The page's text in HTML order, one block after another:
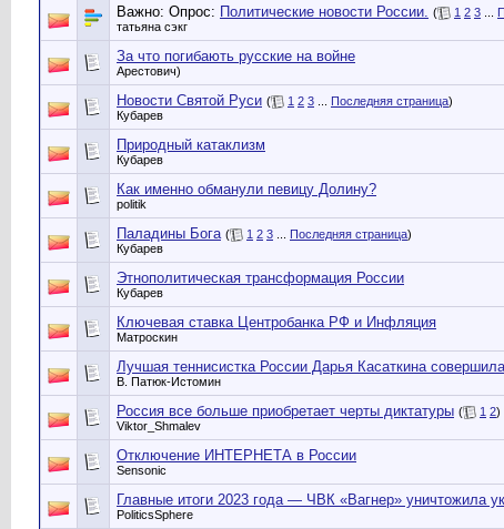
Важно: Опрос: Политические новости России. ( 1 2 3
татьяна сэкг
За что погибають русские на войне
Арестович)
Новости Святой Руси ( 1 2 3 Последняя страница)
Кубарев
Природный катаклизм
Кубарев
Как именно обманули певицу Долину?
politik
Паладины Бога ( 1 2 3 Последняя страница)
Кубарев
Этнополитическая трансформация России
Кубарев
Ключевая ставка Центробанка РФ и Инфляция
Матроскин
Лучшая теннисистка России Дарья Касаткина
В. Патюк-Истомин
Россия все больше приобретает черты диктатуры ( 1 2)
Viktor_Shmalev
Отключение ИНТЕРНЕТА в России
Sensonic
Главные итоги 2023 года — ЧВК «Вагнер» уничтожила
PoliticsSphere